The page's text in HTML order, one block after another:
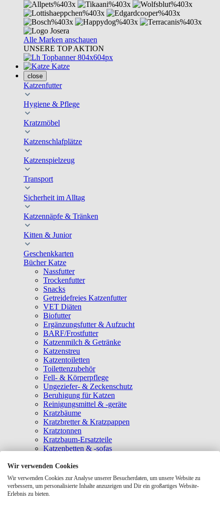
Alle Marken anschauen
UNSERE TOP AKTION
Katze
close
Katzenfutter
Hygiene & Pflege
Kratzmöbel
Katzenschlafplätze
Katzenspielzeug
Transport
Sicherheit im Alltag
Katzennäpfe & Tränken
Kitten & Junior
Geschenkkarten
Bücher Katze
Nassfutter
Trockenfutter
Snacks
Getreidefreies Katzenfutter
VET Diäten
Biofutter
Ergänzungsfutter & Aufzucht
BARF/Frostfutter
Katzenmilch & Getränke
Katzenstreu
Katzentoiletten
Toilettenzubehör
Fell- & Körperpflege
Ungeziefer- & Zeckenschutz
Beruhigung für Katzen
Reinigungsmittel & -geräte
Kratzbäume
Kratzbretter & Kratzpappen
Kratztonnen
Kratzbaum-Ersatzteile
Katzenbetten & -sofas
Katzenhäuser
Hängematten & Fensterliegeplätze
Katzendecken & -matten
Baldrian- & Catnipspielzeug
Wir verwenden Cookies
Wir verwenden Cookies zur Analyse unserer Besucherdaten, um unsere Website zu
verbessern, um personalisierte Inhalte anzuzeigen und Dir ein großartiges Website-
Erlebnis zu bieten.